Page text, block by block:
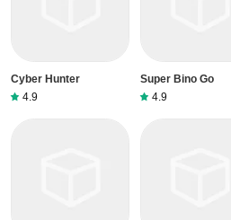
Cyber Hunter
4.9
Super Bino Go
4.9